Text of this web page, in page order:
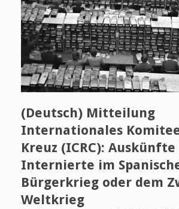
(Deutsch) Mitteilung
Internationales
Kreuz (ICRC):
Internierte im
Bürgerkrieg oder dem
Weltkrieg